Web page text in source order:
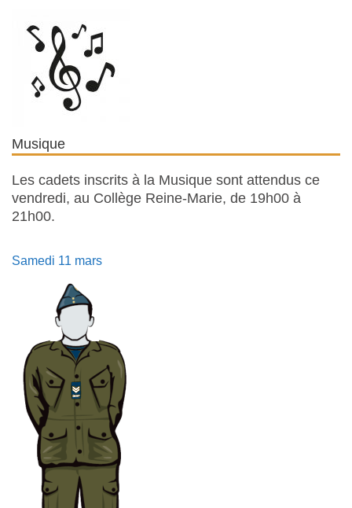
Musique
Les cadets inscrits à la Musique sont attendus ce
vendredi, au Collège Reine-Marie, de 19h00 à
21h00.
Samedi 11 mars